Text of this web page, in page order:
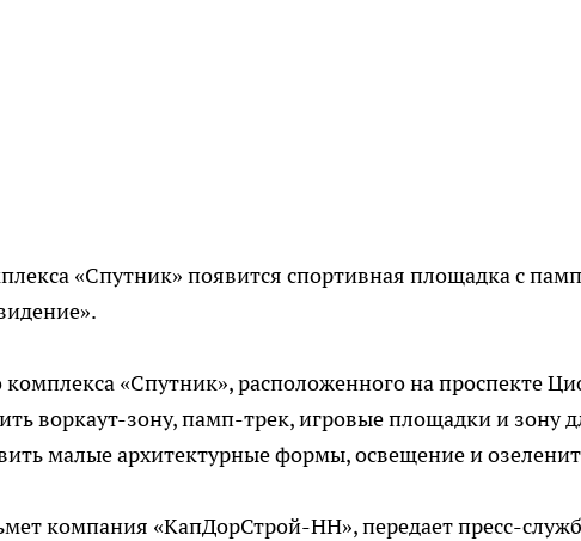
«Спутник» появится спортивная площадка с
«Спутник», расположенного на проспекте
воркаут-зону,памп-трек, игровые площадки и зону
малые архитектурные формы, освещение и
компания «КапДорСтрой-НН», передаетпресс-